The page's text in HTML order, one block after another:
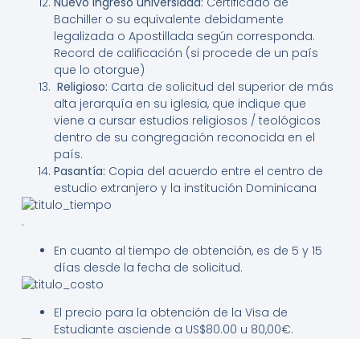
Bachiller o su equivalente debidamente
legalizada o Apostillada según corresponda.
Record de calificación (si procede de un país
que lo otorgue)
Religioso: Carta de solicitud del superior de más
alta jerarquía en su iglesia, que indique que
viene a cursar estudios religiosos / teológicos
dentro de su congregación reconocida en el
país.
Pasantía: Copia del acuerdo entre el centro de
estudio extranjero y la institución Dominicana
.
En cuanto al tiempo de obtención, es de 5 y 15
días desde la fecha de solicitud.
El precio para la obtención de la Visa de
Estudiante asciende a US$80.00 u 80,00€.